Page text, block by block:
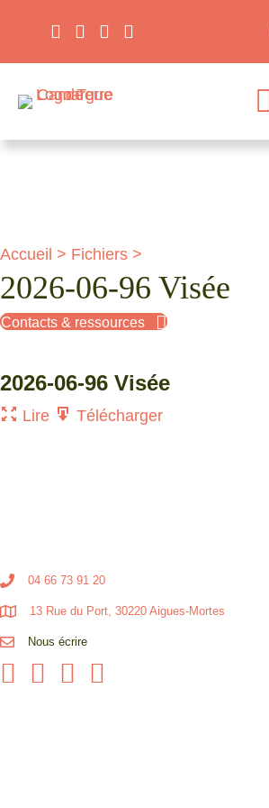
Accueil > Fichiers >
2026-06-96 Visée
Contacts & ressources
2026-06-96 Visée
Lire Télécharger
04 66 73 91 20
13 Rue du Port, 30220 Aigues-Mortes
Nous écrire